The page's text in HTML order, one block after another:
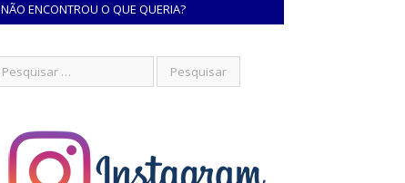
NÃO ENCONTROU O QUE QUERIA?